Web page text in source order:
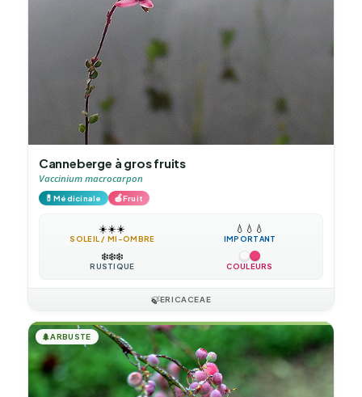
Canneberge à gros fruits
Vaccinium macrocarpon
💊Médicinale 🍎Fruit
☀️☀️☀️
SOLEIL / MI-OMBRE
💧 💧 💧
IMPORTANT
❄️❄️❄️
RUSTIQUE COULEURS
🍃ERICACEAE
🌲ARBUSTE